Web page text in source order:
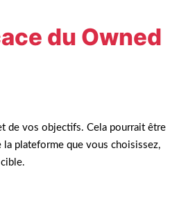
du Owned
de vos objectifs. Cela pourrait être
plateforme que vous choisissez,